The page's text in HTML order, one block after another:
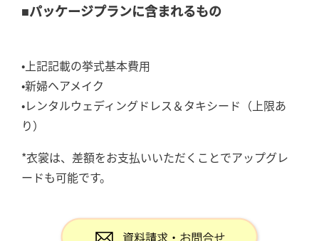
■パッケージプランに含まれるもの
•上記記載の挙式基本費用
•新婦ヘアメイク
•レンタルウェディングドレス＆タキシード（上限あ
り）
*衣裳は、差額をお支払いいただくことでアップグレ
ードも可能です。